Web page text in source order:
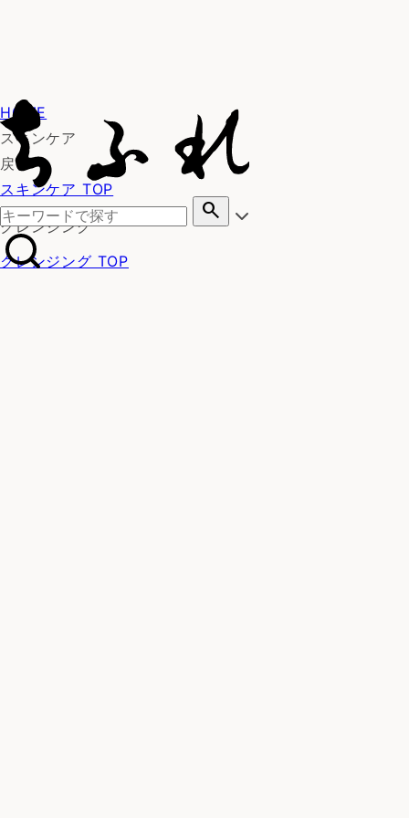
search
HOME
スキンケア
戻る
スキンケア TOP
クレンジング
クレンジング TOP